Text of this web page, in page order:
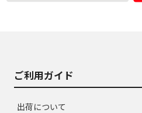
ご利用ガイド
出荷について